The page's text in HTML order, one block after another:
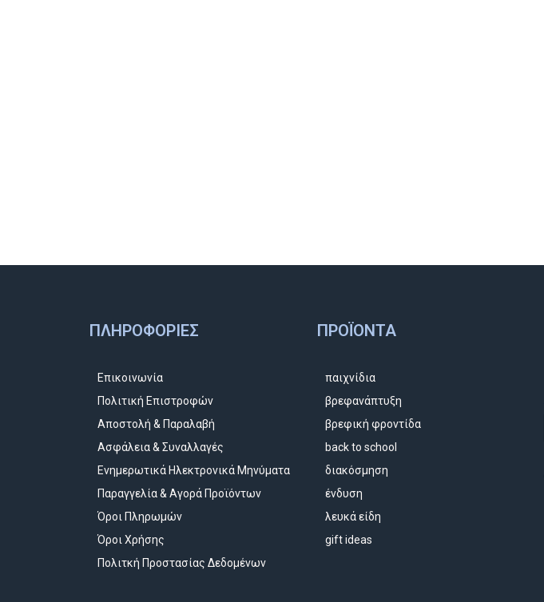
ΠΛΗΡΟΦΟΡΊΕΣ
Επικοινωνία
Πολιτική Επιστροφών
Αποστολή & Παραλαβή
Ασφάλεια & Συναλλαγές
Ενημερωτικά Ηλεκτρονικά Μηνύματα
Παραγγελία & Αγορά Προϊόντων
Όροι Πληρωμών
Όροι Χρήσης
Πολιτκή Προστασίας Δεδομένων
ΠΡΟΪΌΝΤΑ
παιχνίδια
βρεφανάπτυξη
βρεφική φροντίδα
back to school
διακόσμηση
ένδυση
λευκά είδη
gift ideas